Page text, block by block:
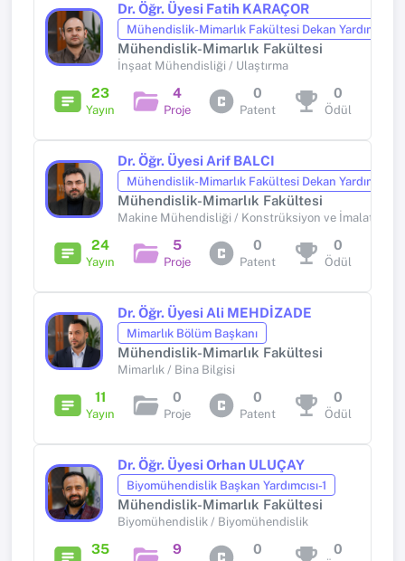
Dr. Öğr. Üyesi Fatih KARAÇOR
Mühendislik-Mimarlık Fakültesi Dekan Yardımcısı-2
Mühendislik-Mimarlık Fakültesi
İnşaat Mühendisliği / Ulaştırma
23
Yayın
4
Proje
0
Patent
0
Ödül
Dr. Öğr. Üyesi Arif BALCI
Mühendislik-Mimarlık Fakültesi Dekan Yardımcısı-1
Mühendislik-Mimarlık Fakültesi
Makine Mühendisliği / Konstrüksiyon ve İmalat
24
Yayın
5
Proje
0
Patent
0
Ödül
Dr. Öğr. Üyesi Ali MEHDİZADE
Mimarlık Bölüm Başkanı
Mühendislik-Mimarlık Fakültesi
Mimarlık / Bina Bilgisi
11
Yayın
0
Proje
0
Patent
0
Ödül
Dr. Öğr. Üyesi Orhan ULUÇAY
Biyomühendislik Başkan Yardımcısı-1
Mühendislik-Mimarlık Fakültesi
Biyomühendislik / Biyomühendislik
35 9 0 0